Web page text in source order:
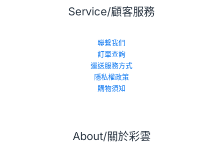
Service/顧客服務
聯繫我們
訂單查詢
運送服務方式
隱私權政策
購物須知
About/關於彩雲